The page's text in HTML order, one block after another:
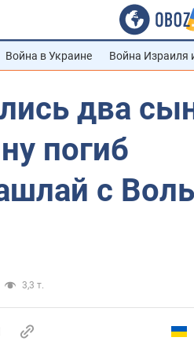
Война в Украине Война Израиля
два
погиб
с
3,3 т.